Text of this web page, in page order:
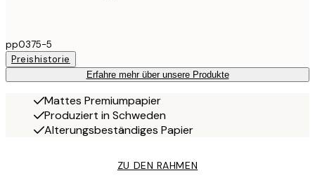
pp0375-5
Preishistorie
Erfahre mehr über unsere Produkte
Mattes Premiumpapier
Produziert in Schweden
Alterungsbeständiges Papier
ZU DEN RAHMEN